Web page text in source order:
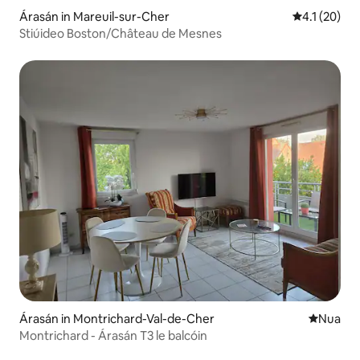
Árasán in Mareuil-sur-Cher Meánrátáil
4.1 (20)
Stiúideo Boston/Château de Mesnes
Árasán in Montrichard-Val-de-Cher Áit nua
Nua
Montrichard - Árasán T3 le balcóin